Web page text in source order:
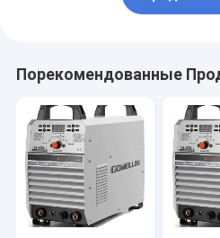
Порекомендованные